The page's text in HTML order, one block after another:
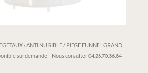
/ ANTI NUISIBLE/ PIEGE FUNNEL GRAND
sur demande – Nous consulter 04.28.70.36.84